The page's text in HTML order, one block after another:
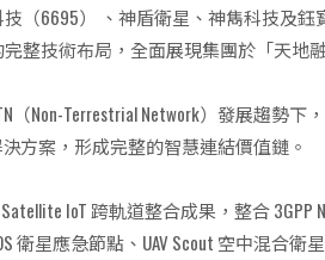
（6695） 、神盾衛星、神雋科技及
整技術布局，全面展現集團於「天地
（Non-Terrestrial Network）發展趨
方案，形成完整的智慧連結價值鏈。
IoT 跨軌道整合成果，整合 3GPP
衛星應急節點、UAV Scout 空中混合